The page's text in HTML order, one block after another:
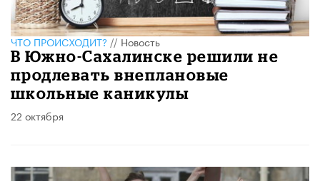
ЧТО ПРОИСХОДИТ?//Новость
В Южно-Сахалинске решили не
продлевать внеплановые
школьные каникулы
22 октября